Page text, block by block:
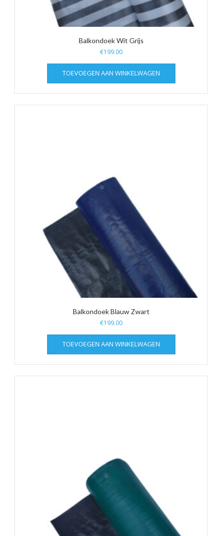
Balkondoek Wit Grijs
€199.00
TOEVOEGEN AAN WINKELWAGEN
Balkondoek Blauw Zwart
€199.00
TOEVOEGEN AAN WINKELWAGEN